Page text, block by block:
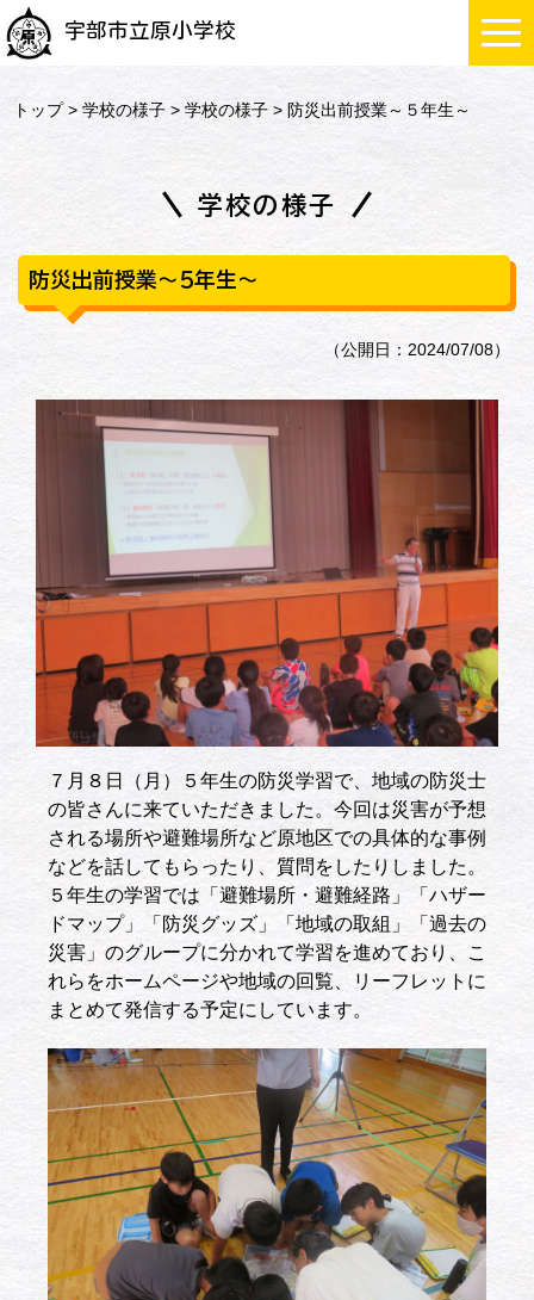
宇部市立原小学校
トップ>学校の様子 >学校の様子 > 防災出前授業～５年生～
学校の様子
防災出前授業～５年生～
（公開日：2024/07/08）
７月８日（月）５年生の防災学習で、地域の防災士
の皆さんに来ていただきました。今回は災害が予想
される場所や避難場所など原地区での具体的な事例
などを話してもらったり、質問をしたりしました。
５年生の学習では「避難場所・避難経路」「ハザー
ドマップ」「防災グッズ」「地域の取組」「過去の
災害」のグループに分かれて学習を進めており、こ
れらをホームページや地域の回覧、リーフレットに
まとめて発信する予定にしています。